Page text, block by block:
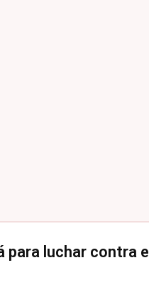
para luchar contra el